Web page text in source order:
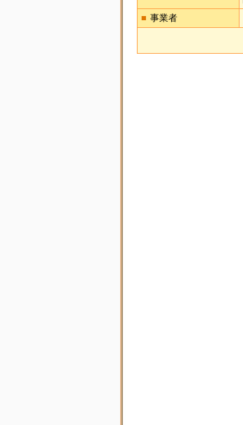
■事業者